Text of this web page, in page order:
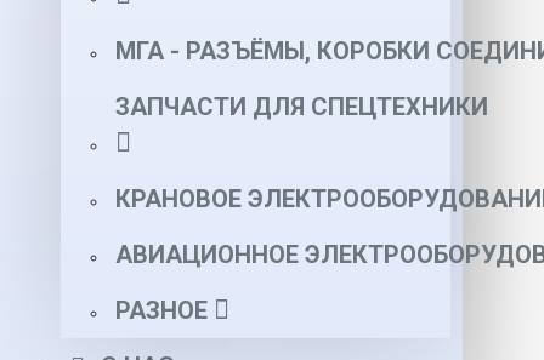
МГА - РАЗЪЁМЫ, КОРОБКИ
ЗАПЧАСТИ ДЛЯ СПЕЦТЕХНИКИ
КРАНОВОЕ
АВИАЦИОННОЕ
РАЗНОЕ